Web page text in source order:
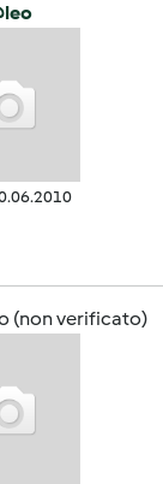
(non verificato)